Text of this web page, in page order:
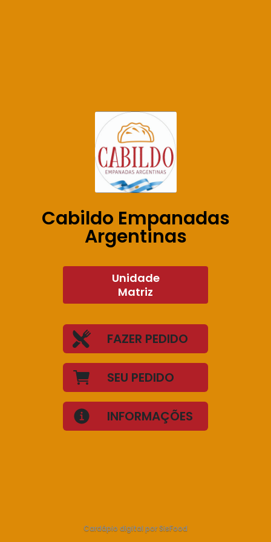
Cabildo Empanadas
Argentinas
Unidade
Matriz
FAZER PEDIDO
SEU PEDIDO
INFORMAÇÕES
Cardápio digital por SisFood